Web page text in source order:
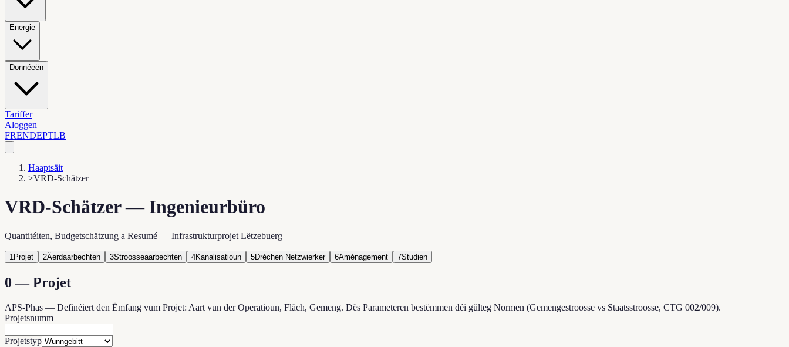
Energie
Donnéeën
Tariffer
Aloggen
FRENDEPTLB
Haaptsäit
>VRD-Schätzer
VRD-Schätzer — Ingenieurbüro
Quantitéiten, Budgetschätzung a Resumé — Infrastrukturprojet Lëtzebuerg
1 Projet 2Äerdaarbechten 3Stroosseaarbechten 4Kanalisatioun 5Dréchen Netzwierker 6Aménagement 7Studien
0 —Projet
APS-Phas — Definéiert den Ëmfang vum Projet: Aart vun der Operatioun, Fläch, Gemeng. Dës Parameteren bestëmmen déi gülteg Normen (Gemengestroosse vs Staatsstroosse, CTG 002/009).
Projetsnumm
Projetstyp